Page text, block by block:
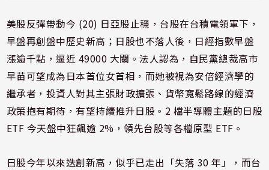
美股反彈帶動今 (20) 日亞股止穩，台股在台積電領軍下，
早盤再創盤中歷史新高；日股也不落人後，日經指數早盤
漲逾千點，逼近 49000 大關。法人認為，自民黨總裁高市
早苗可望成為日本首位女首相，而她被視為安倍經濟學的
繼承者，投資人對其主張財政擴張、貨幣寬鬆路線的經濟
政策抱有期待，有望持續推升日股。2 檔半導體主題的日股
ETF 今天盤中狂飆逾 2%，領先台股等各檔原型 ETF。
日股今年以來迭創新高，似乎已走出「失落 30 年」，而台